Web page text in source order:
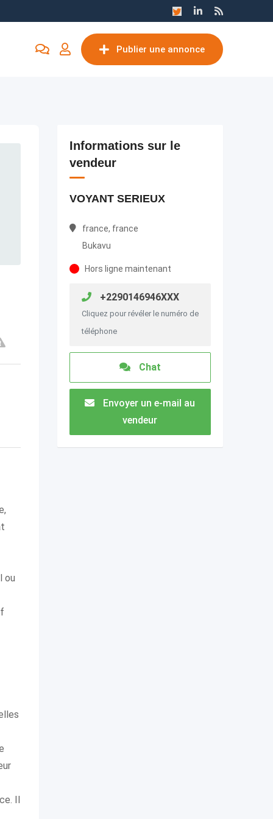
Publier une annonce
ou
Il
Informations sur le
vendeur
VOYANT SERIEUX
france, france
Bukavu
Hors ligne maintenant
+2290146946XXX
Cliquez pour révéler le numéro de
téléphone
Chat
Envoyer un e-mail au
vendeur